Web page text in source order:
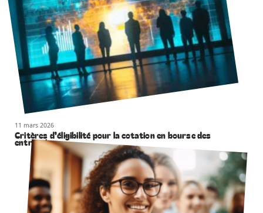
11 mars 2026
Critères d’éligibilité pour la cotation en bourse des
entreprises